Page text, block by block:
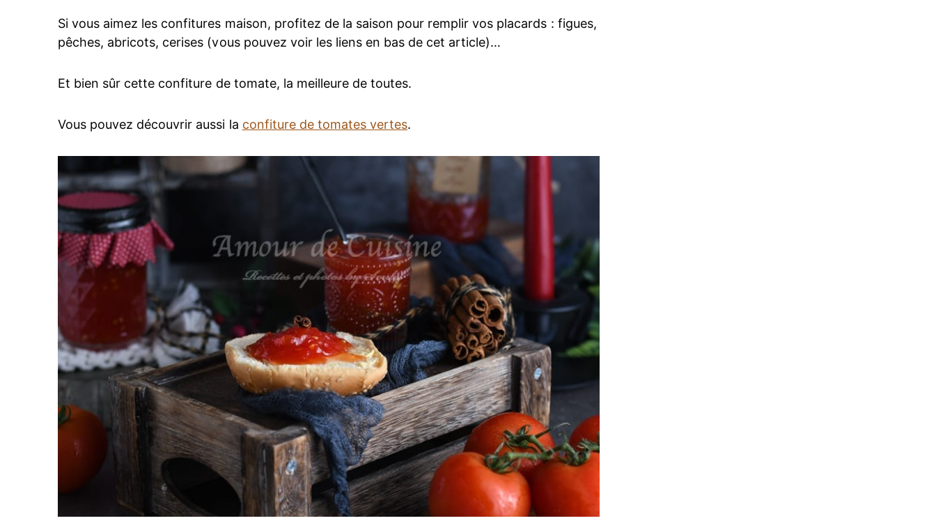
Si vous aimez les confitures maison, profitez de la saison pour remplir vos placards : figues,
pêches, abricots, cerises (vous pouvez voir les liens en bas de cet article)…
Et bien sûr cette confiture de tomate, la meilleure de toutes.
Vous pouvez découvrir aussi la confiture de tomates vertes.